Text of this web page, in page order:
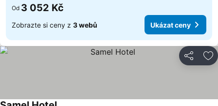
Od 3 052 Kč
Zobrazte si ceny z 3 webů Ukázat ceny
Sdílet